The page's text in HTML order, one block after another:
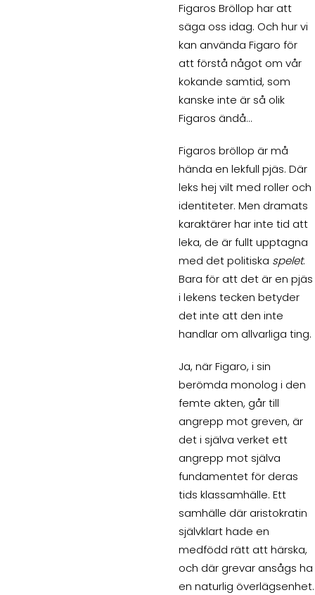
Figaros Bröllop har att
säga oss idag. Och hur vi
kan använda Figaro för
att förstå något om vår
kokande samtid, som
kanske inte är så olik
Figaros ändå…
Figaros bröllop är må
hända en lekfull pjäs. Där
leks hej vilt med roller och
identiteter. Men dramats
karaktärer har inte tid att
leka, de är fullt upptagna
med det politiska spelet.
Bara för att det är en pjäs
i lekens tecken betyder
det inte att den inte
handlar om allvarliga ting.
Ja, när Figaro, i sin
berömda monolog i den
femte akten, går till
angrepp mot greven, är
det i själva verket ett
angrepp mot själva
fundamentet för deras
tids klassamhälle. Ett
samhälle där aristokratin
självklart hade en
medfödd rätt att härska,
och där grevar ansågs ha
en naturlig överlägsenhet.